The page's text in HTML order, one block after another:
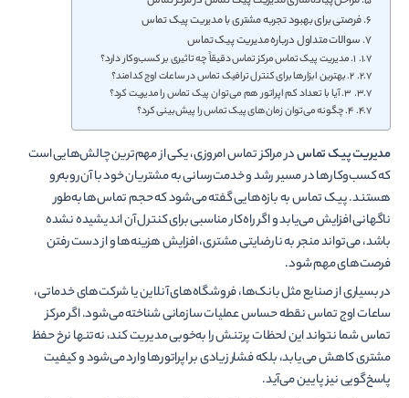
فرصتی برای بهبود تجربه مشتری با مدیریت پیک تماس
سوالات متداول درباره مدیریت پیک تماس
۱. مدیریت پیک تماس مرکز تماس دقیقاً چه تاثیری بر کسب‌وکار دارد؟
۲. بهترین ابزارها برای کنترل ترافیک تماس در ساعات اوج کدامند؟
۳. آیا با تعداد کم اپراتور هم می‌توان پیک تماس را مدیریت کرد؟
۴. چگونه می‌توان زمان‌های پیک تماس را پیش‌بینی کرد؟
مدیریت پیک تماسدر مراکز تماس امروزی، یکی از مهم‌ترین چالش‌هایی است
که کسب‌وکارها در مسیر رشد و خدمت‌رسانی به مشتریان خود با آن روبه‌رو
هستند. پیک تماس به بازه‌هایی گفته می‌شود که حجم تماس‌ها به‌طور
ناگهانی افزایش می‌یابد و اگر راه‌کار مناسبی برای کنترل آن اندیشیده نشده
باشد، می‌تواند منجر به نارضایتی مشتری، افزایش هزینه‌ها و از دست رفتن
فرصت‌های مهم شود.
در بسیاری از صنایع مثل بانک‌ها، فروشگاه‌های آنلاین یا شرکت‌های خدماتی،
ساعات اوج تماس نقطه حساس عملیات سازمانی شناخته می‌شود. اگر مرکز
تماس شما نتواند این لحظات پرتنش را به‌خوبی مدیریت کند، نه‌تنها نرخ حفظ
مشتری کاهش می‌یابد، بلکه فشار زیادی بر اپراتورها وارد می‌شود و کیفیت
پاسخ‌گویی نیز پایین می‌آید.